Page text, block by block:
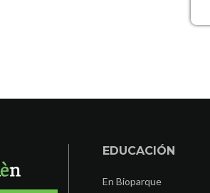
EDUCACIÓN
En Bioparque